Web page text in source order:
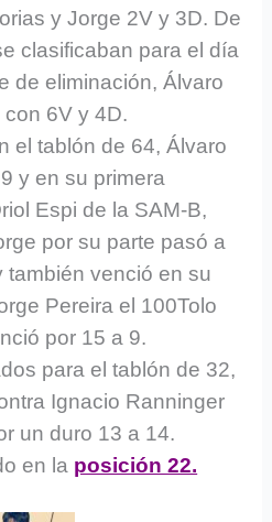
y Jorge 2V y 3D. De
clasificaban para el día
de eliminación, Álvaro
6V y 4D.
el tablón de 64, Álvaro
y en su primera
Espi de la SAM-B,
por su parte pasó a
también venció en su
Pereira el 100Tolo
por 15 a 9.
para el tablón de 32,
Ignacio Ranninger
un duro 13 a 14.
en la posición 22.